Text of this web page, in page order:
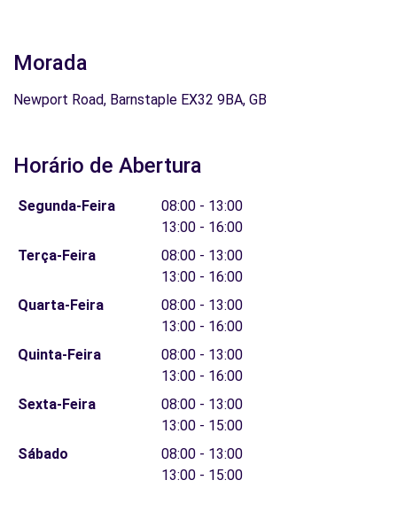
Morada
Newport Road, Barnstaple EX32 9BA, GB
Horário de Abertura
Segunda-Feira
08:00 - 13:00
13:00 - 16:00
Terça-Feira
08:00 - 13:00
13:00 - 16:00
Quarta-Feira
08:00 - 13:00
13:00 - 16:00
Quinta-Feira
08:00 - 13:00
13:00 - 16:00
Sexta-Feira
08:00 - 13:00
13:00 - 15:00
Sábado
08:00 - 13:00
13:00 - 15:00